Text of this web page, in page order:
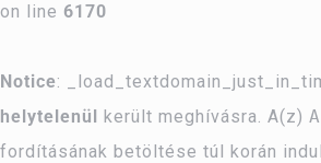
on line 6170
Notice:
helytelenül került meghívásra. A(z)
fordításának betöltése túl korán